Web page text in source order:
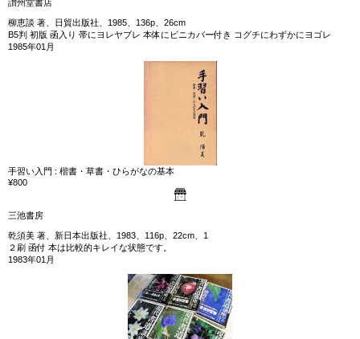
讃州堂書店
柳恵談 著、日貿出版社、1985、136p、26cm
B5判 初版 函入り 帯にヨレヤブレ 本体にビニカバー付き コグチにわずかにヨゴレ
1985年01月
手習い入門 : 楷書・草書・ひらがなの基本
¥800
三池書房
乾須美 著、新日本出版社、1983、116p、22cm、1
２刷 函付 本は比較的キレイな状態です。
1983年01月